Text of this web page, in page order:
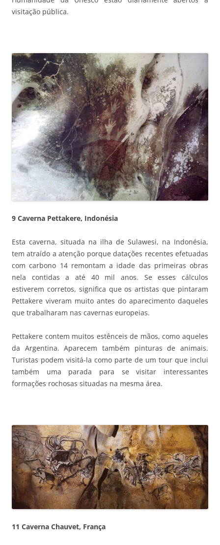
visitação pública.
9 Caverna Pettakere, Indonésia
Esta caverna, situada na ilha de Sulawesi, na Indonésia,
tem atraído a atenção porque datações recentes efetuadas
com carbono 14 remontam a idade das primeiras obras
nela contidas a até 40 mil anos. Se esses cálculos
estiverem corretos, significa que os artistas que pintaram
Pettakere viveram muito antes do aparecimento daqueles
que trabalharam nas cavernas europeias.
Pettakere contem muitos estênceis de mãos, como aqueles
da Argentina. Aparecem também pinturas de animais.
Turistas podem visitá-la como parte de um tour que inclui
também uma parada para se visitar interessantes
formações rochosas situadas na mesma área.
11 Caverna Chauvet, França